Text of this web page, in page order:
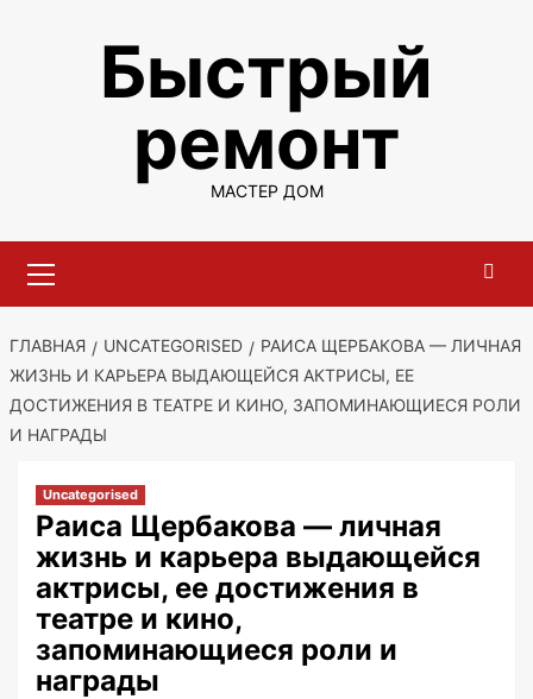
содержимомуБыстрый
ремонт
МАСТЕР ДОМ
меню
ГЛАВНАЯ UNCATEGORISED
РАИСА ЩЕРБАКОВА — ЛИЧНАЯ
ЖИЗНЬ И КАРЬЕРА ВЫДАЮЩЕЙСЯ АКТРИСЫ, ЕЕ
ДОСТИЖЕНИЯ В ТЕАТРЕ И КИНО, ЗАПОМИНАЮЩИЕСЯ РОЛИ
И НАГРАДЫ
Uncategorised
Раиса Щербакова — личная
жизнь и карьера выдающейся
актрисы, ее достижения в
театре и кино,
запоминающиеся роли и
награды